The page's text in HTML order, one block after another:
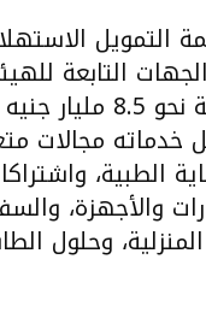
التمويل
التابعة
للرقابة المالية نحو
خدماته مجالات
الطبية،
والأجهزة،
وحلول